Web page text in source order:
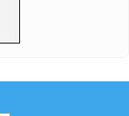
vozač motora